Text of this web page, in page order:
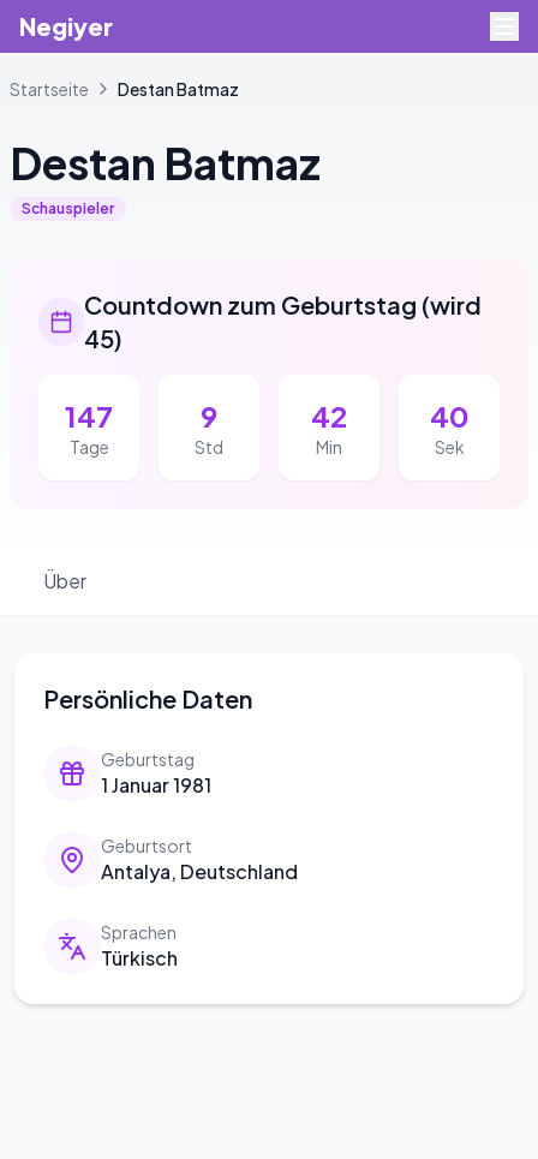
Negiyer
Startseite DestanBatmaz
Destan Batmaz
Schauspieler
Countdown zum Geburtstag (wird
45)
147
Tage
9
Std
42
Min
40
Sek
Über
Persönliche Daten
Geburtstag
1 Januar 1981
Geburtsort
Antalya, Deutschland
Sprachen
Türkisch